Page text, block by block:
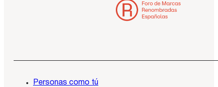
Personas como tú